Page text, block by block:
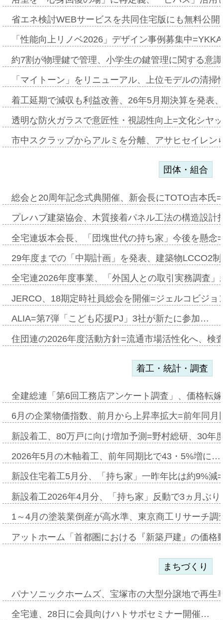
省エネ検討WEBサービスを共同住宅版にも無料公
「性能向上リノベ2026」デザイン事例募集中
約7割が物理鍵で管理、小学生の鍵管理に関する意
「マイトーン」をリニューアル、上位モデルの清
着工延期で減収も利益改善、26年5月期決算を発表
透明な防火ガラスで意匠性・視認性向上=文化シヤ
市中スクラップからアルミを分離、アサヒセイレ
団体・組合
総会と20周年記念式典開催、新会長にTOTO吉本氏
プレハブ建築協会、木質接着パネル工法の構造設
全宅連坂本会長、「団塊世代の持ち家」今後を懸
29年度までの「中期計画」を発表、建築物LCCO2
全宅連2026年度事業、「外国人との取引実務調査
JERCO、18期定時社員総会を開催=ジェルコビジ
ALIA=第7弾「こども応援PJ」3社が新たに参加…
住団連の2026年度活動方針=流通市場活性化へ、検
着工・統計・調査
全建総連「第6回工務店アンケート調査」、価格転
6月の企業物価指数、前月から上昇率拡大=前年同
新設着工、80万戸に向け増加予測=野村総研、30年
2026年5月の木軸着工、前年同期比で43・5%増に…
新設住宅着工5月分、「持ち家」一昨年比は約9%
新設着工2026年4月分、「持ち家」反動で3ヵ月ぶ
1～4月の塗装業倒産が高水準、東京商工リサーチ
アットホーム「首都圏における『新築戸建』の価
まちづくり
パナソニックホームズ、宝塚市の大型分譲地で再
全宅連、28日に会員向けハトサポセミナー開催…